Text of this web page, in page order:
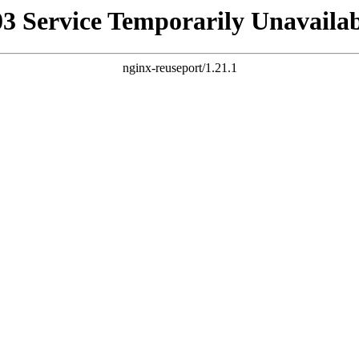
Service Temporarily
nginx-reuseport/1.21.1